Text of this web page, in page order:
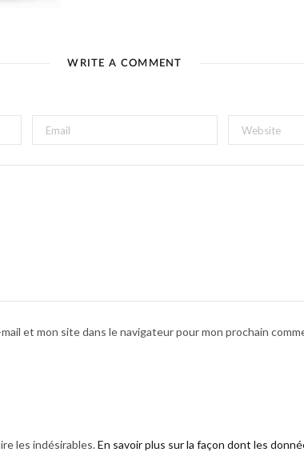
WRITE A COMMENT
et mon site dans le navigateur pour mon prochain
les indésirables.En savoir plus sur la façon dont les